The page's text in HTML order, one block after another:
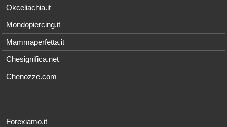
Okceliachia.it
Mondopiercing.it
Mammaperfetta.it
Chesignifica.net
Chenozze.com
Forexiamo.it